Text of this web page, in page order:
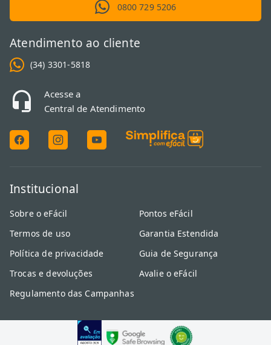
0800 729 5206
Atendimento ao cliente
(34) 3301-5818
Acesse a
Central de Atendimento
Institucional
Sobre o eFácil
Termos de uso
Política de privacidade
Trocas e devoluções
Regulamento das Campanhas
Pontos eFácil
Garantia Estendida
Guia de Segurança
Avalie o eFácil